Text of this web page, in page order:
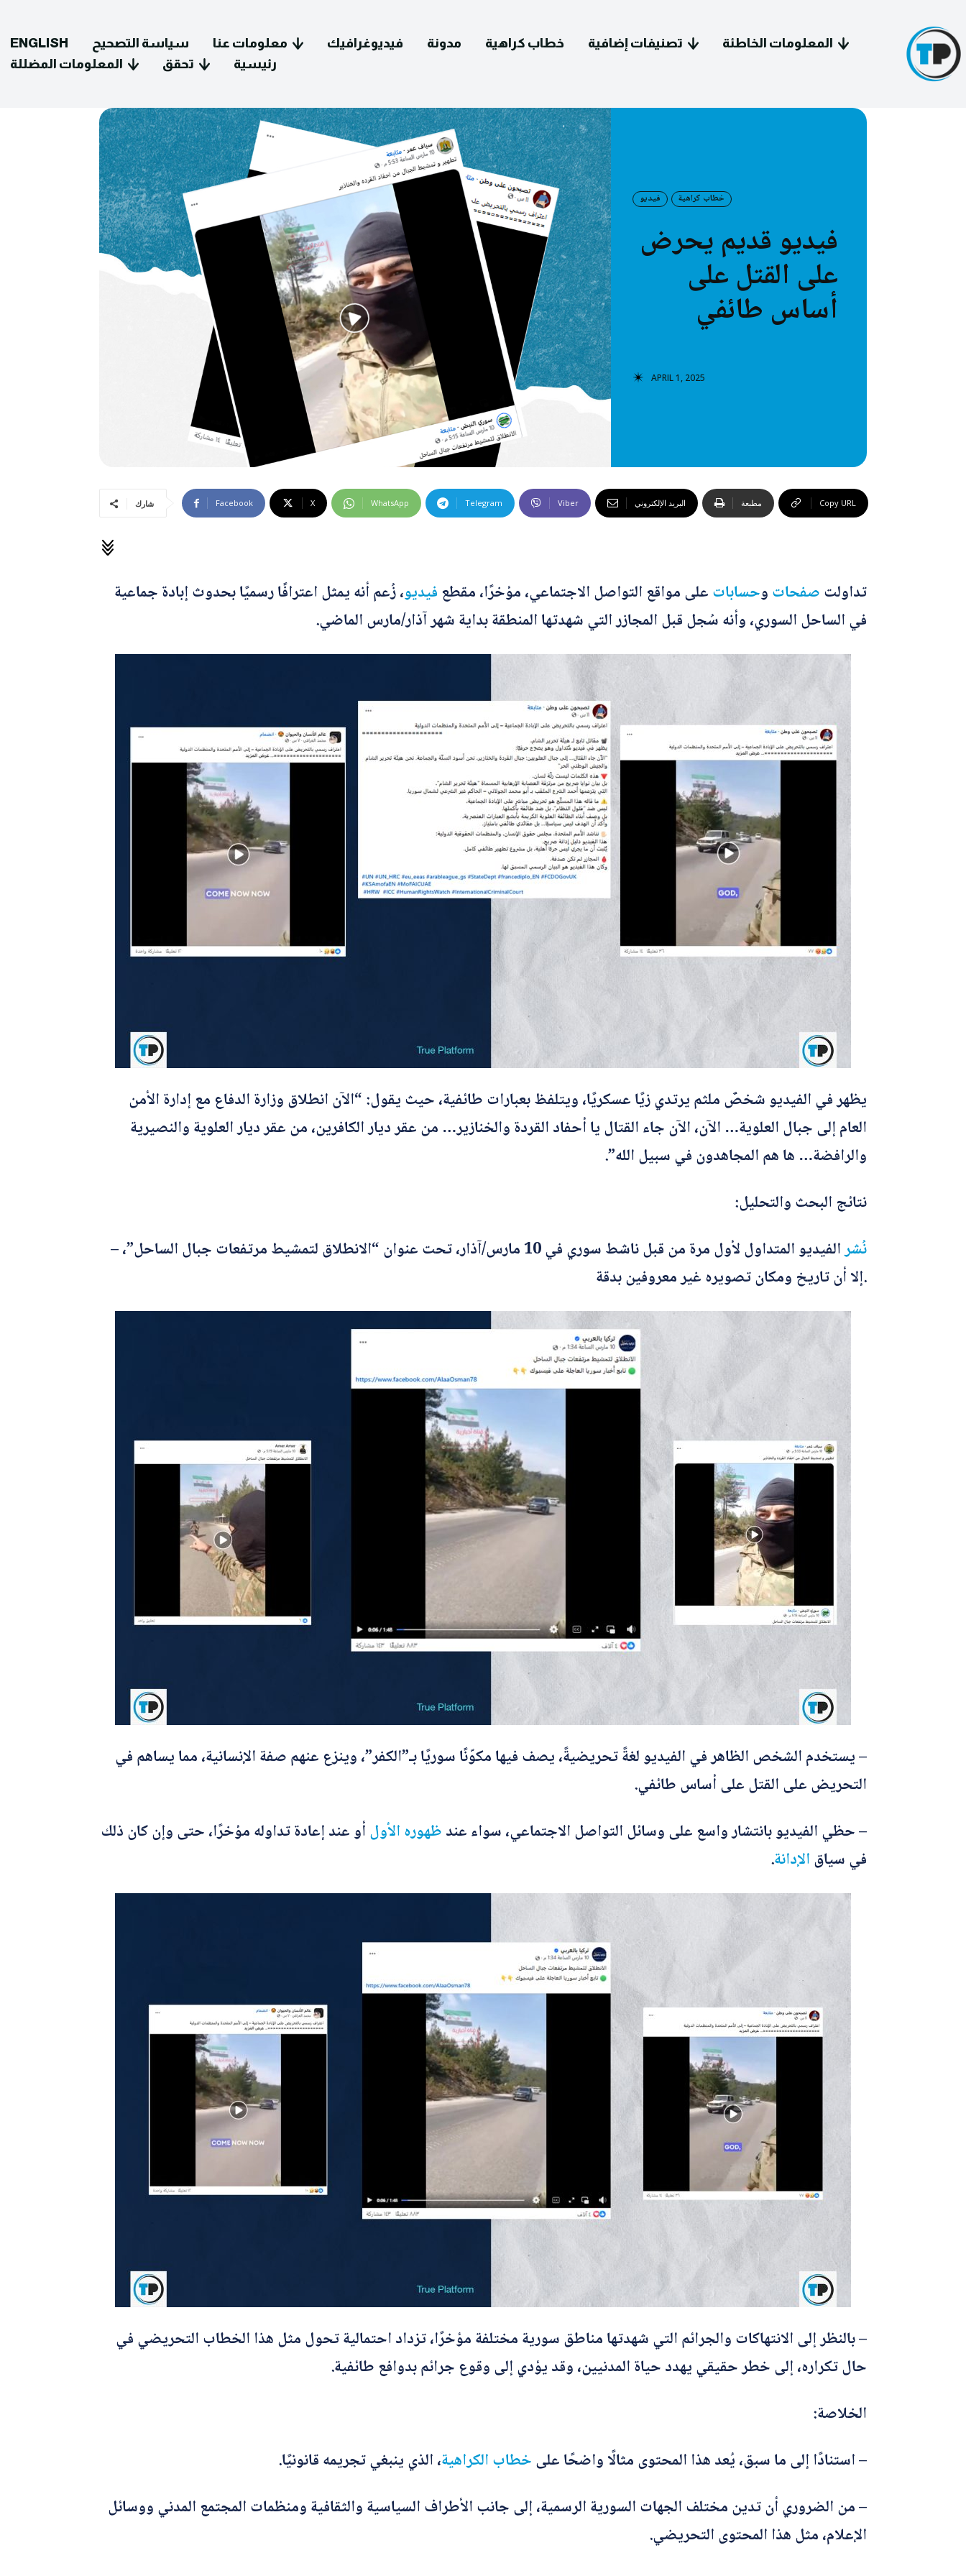
English
سياسة التصحيح
معلومات عنا
فيديوغرافيك
مدونة
خطاب كراهية
تصنيفات إضافية
المعلومات الخاطئة
تحقق
رئيسية
اسم المصحّح*
ا
ل
م
و
ض
و
ع
ا
ل
ت
ح
ا
بريدك الإلكتروني
الموضوع*
ENGLISH سياسة التصحيح معلومات عنا فيديوغرافيك مدونة خطاب كراهية تصنيفات إضافية
المعلومات الخاطئة
المعلومات المضللة
تحقق رئيسية
فيديو خطاب كراهية
فيديو قديم يحرض
على القتل على
أساس طائفي
APRIL 1, 2025
شارك Facebook X WhatsApp Telegram Viber البريد الإلكتروني مطبعة Copy URL
تداولتصفحاتوحساباتعلى مواقع التواصل الاجتماعي، مؤخرًا، مقطعفيديو، زُعم أنه يمثل اعترافًا رسميًا بحدوث إبادة جماعية
في الساحل السوري، وأنه سُجل قبل المجازر التي شهدتها المنطقة بداية شهر آذار/مارس الماضي.
يظهر في الفيديو شخصٌ ملثم يرتدي زيًا عسكريًا، ويتلفظ بعبارات طائفية، حيث يقول: “الآن انطلاق وزارة الدفاع مع إدارة الأمن
العام إلى جبال العلوية… الآن، الآن جاء القتال يا أحفاد القردة والخنازير… من عقر ديار الكافرين، من عقر ديار العلوية والنصيرية
والرافضة… ها هم المجاهدون في سبيل الله”.
نتائج البحث والتحليل:
–
نُشر
الفيديو المتداول لأول مرة من قبل ناشط سوري في 10 مارس/آذار، تحت عنوان “الانطلاق لتمشيط مرتفعات جبال الساحل”،
إلا أن تاريخ ومكان تصويره غير معروفين بدقة.
– يستخدم الشخص الظاهر في الفيديو لغةً تحريضيةً، يصف فيها مكوّنًا سوريًا بـ”الكفر”، وينزع عنهم صفة الإنسانية، مما يساهم في
التحريض على القتل على أساس طائفي.
– حظي الفيديو بانتشار واسع على وسائل التواصل الاجتماعي، سواء عندظهورهالأولأو عند إعادة تداوله مؤخرًا، حتى وإن كان ذلك
في سياقالإدانة.
– بالنظر إلى الانتهاكات والجرائم التي شهدتها مناطق سورية مختلفة مؤخرًا، تزداد احتمالية تحول مثل هذا الخطاب التحريضي في
حال تكراره، إلى خطر حقيقي يهدد حياة المدنيين، وقد يؤدي إلى وقوع جرائم بدوافع طائفية.
الخلاصة:
– استنادًا إلى ما سبق، يُعد هذا المحتوى مثالًا واضحًا علىخطاب الكراهية، الذي ينبغي تجريمه قانونيًا.
– من الضروري أن تدين مختلف الجهات السورية الرسمية، إلى جانب الأطراف السياسية والثقافية ومنظمات المجتمع المدني ووسائل
الإعلام، مثل هذا المحتوى التحريضي.